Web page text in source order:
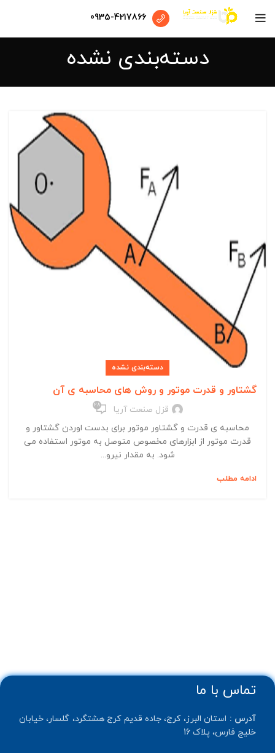
0935-4217866
دسته‌بندی نشده
دسته‌بندی نشده
گشتاور و قدرت موتور و روش های محاسبه ی آن
قزل صنعت آریا 28
محاسبه ی قدرت و گشتاور موتور برای بدست اوردن گشتاور و
قدرت موتور از ابزارهای مخصوص متوصل به موتور استفاده می
شود. به مقدار نیرو...
ادامه مطلب
تماس با ما
آدرس : استان البرز، کرج، جاده قدیم کرج هشتگرد، گلسار، خیابان
خلیج فارس، پلاک 16